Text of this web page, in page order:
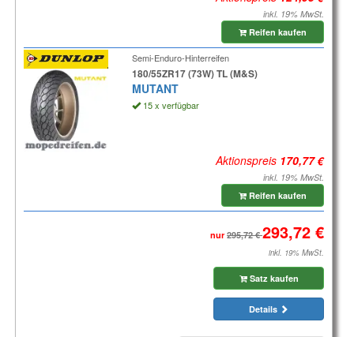
inkl. 19% MwSt.
Reifen kaufen
Semi-Enduro-Hinterreifen
180/55ZR17 (73W) TL (M&S)
MUTANT
15 x verfügbar
Aktionspreis
inkl. 19% MwSt.
Reifen kaufen
nur
inkl. 19% MwSt.
Satz kaufen
Details